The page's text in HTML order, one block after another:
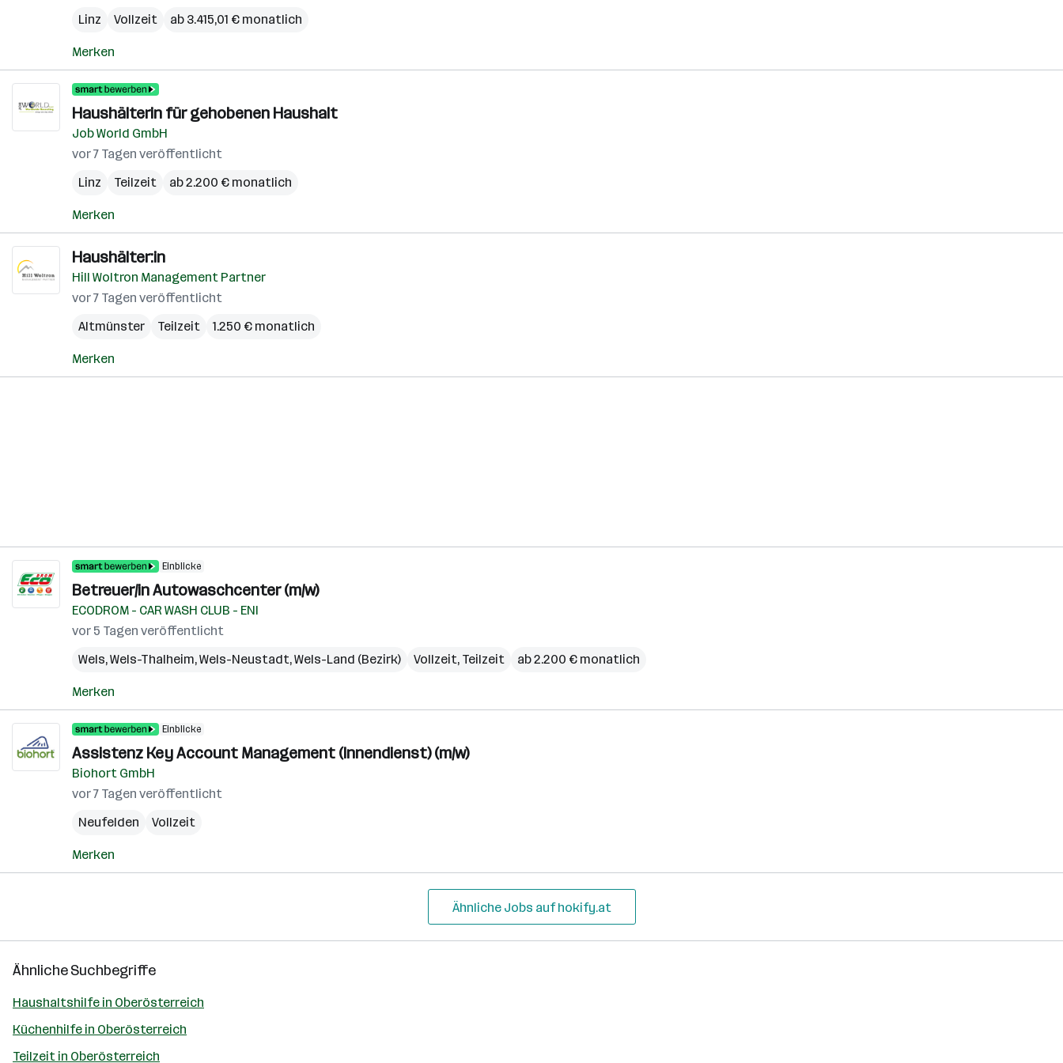
Linz Vollzeit ab 3.415,01 € monatlich
Merken
Haushälterin für gehobenen Haushalt
Job World GmbH
vor 7 Tagen veröffentlicht
Linz
Teilzeit ab 2.200 € monatlich
Merken
Haushälter:in
Hill Woltron Management Partner
vor 7 Tagen veröffentlicht
Altmünster
Teilzeit 1.250 € monatlich
Merken
Einblicke
Betreuer/in Autowaschcenter (m/w)
ECODROM - CAR WASH CLUB - ENI
vor 5 Tagen veröffentlicht
Wels,Wels-Thalheim,Wels-Neustadt,Wels-Land (Bezirk) Vollzeit, Teilzeit ab 2.200 € monatlich
Merken
Einblicke
Assistenz Key Account Management (Innendienst) (m/w)
Biohort GmbH
vor 7 Tagen veröffentlicht
Neufelden
Vollzeit
Merken
Ähnliche Jobs auf hokify.at
Ähnliche Suchbegriffe
Haushaltshilfe in Oberösterreich
Küchenhilfe in Oberösterreich
Teilzeit in Oberösterreich